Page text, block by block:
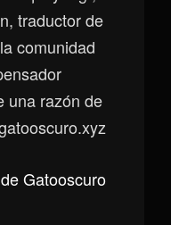
traductor de
comunidad
una razón de
Gatooscuro